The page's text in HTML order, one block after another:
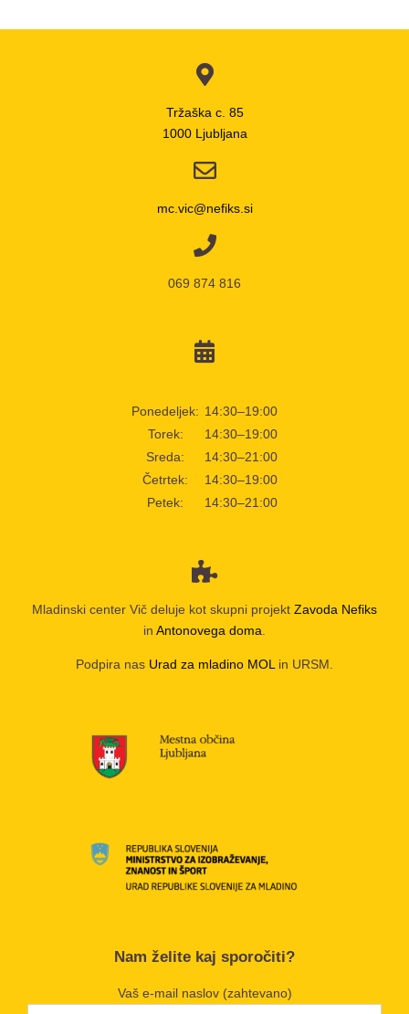
Tržaška c. 85
1000 Ljubljana
mc.vic@nefiks.si
069 874 816
Ponedeljek: 14:30–19:00
Torek:
14:30–19:00
Sreda:
14:30–21:00
Četrtek:
14:30–19:00
Petek:
14:30–21:00
Mladinski center Vič deluje kot skupni projekt Zavoda Nefiks
in Antonovega doma
Podpira nas Urad za mladino MOL in URSM.
Nam želite kaj sporočiti?
Vaš e-mail naslov (zahtevano)